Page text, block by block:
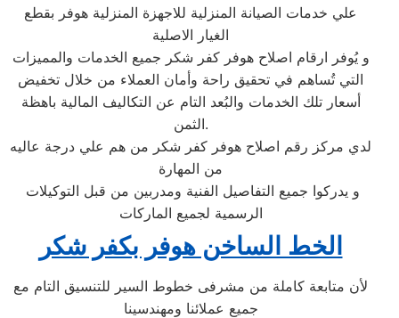
علي خدمات الصيانة المنزلية للاجهزة المنزلية هوفر بقطع
الغيار الاصلية
و يُوفر ارقام اصلاح هوفر كفر شكر جميع الخدمات والمميزات
التي تُساهم في تحقيق راحة وأمان العملاء من خلال تخفيض
أسعار تلك الخدمات والبُعد التام عن التكاليف المالية باهظة
الثمن.
لدي مركز رقم اصلاح هوفر كفر شكر من هم علي درجة عاليه
من المهارة
الرسمية لجميع الماركات
الخط الساخن هوفر بكفر شكر
لأن متابعة كاملة من مشرفى خطوط السير للتنسيق التام مع
جميع عملائنا ومهندسينا